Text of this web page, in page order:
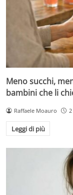
Meno succhi,
bambini che li
Raffaele Moauro
Leggi di più